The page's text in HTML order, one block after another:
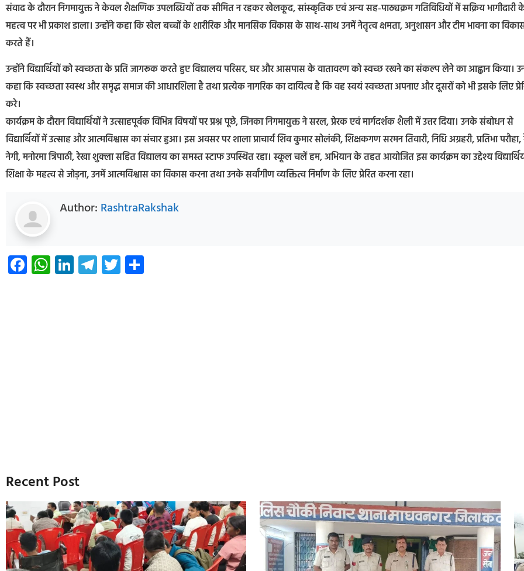
संवाद के दौरान निगमायुक्त ने केवल शैक्षणिक उपलब्धियों तक सीमित न रहकर खेलकूद, सांस्कृतिक एवं अन्य सह-पाठ्यक्रम गतिविधियों में सक्रिय भागीदारी
महत्व पर भी प्रकाश डाला। उन्होंने कहा कि खेल बच्चों के शारीरिक और मानसिक विकास के साथ-साथ उनमें नेतृत्व क्षमता, अनुशासन और टीम भावना का
करते हैं।
उन्होंने विद्यार्थियों को स्वच्छता के प्रति जागरूक करते हुए विद्यालय परिसर, घर और आसपास के वातावरण को स्वच्छ रखने का संकल्प लेने का आह्वान किया।
कहा कि स्वच्छता स्वस्थ और समृद्ध समाज की आधारशिला है तथा प्रत्येक नागरिक का दायित्व है कि वह स्वयं स्वच्छता अपनाए और दूसरों को भी इसके लिए
करे।
कार्यक्रम के दौरान विद्यार्थियों ने उत्साहपूर्वक विभिन्न विषयों पर प्रश्न पूछे, जिनका निगमायुक्त ने सरल, प्रेरक एवं मार्गदर्शक शैली में उत्तर दिया। उनके संबोधन से
विद्यार्थियों में उत्साह और आत्मविश्वास का संचार हुआ। इस अवसर पर शाला प्राचार्य शिव कुमार सोलंकी, शिक्षकगण सरमन तिवारी, निधि अग्रहरी, प्रतिभा परौहा,
नेगी, मनोरमा त्रिपाठी, रेखा शुक्ला सहित विद्यालय का समस्त स्टाफ उपस्थित रहा। स्कूल चलें हम, अभियान के तहत आयोजित इस कार्यक्रम का उद्देश्य
शिक्षा के महत्व से जोड़ना, उनमें आत्मविश्वास का विकास करना तथा उनके सर्वांगीण व्यक्तित्व निर्माण के लिए प्रेरित करना रहा।
Author: RashtraRakshak
Facebook
WhatsApp
LinkedIn
Telegram
Twitter
Recent Post